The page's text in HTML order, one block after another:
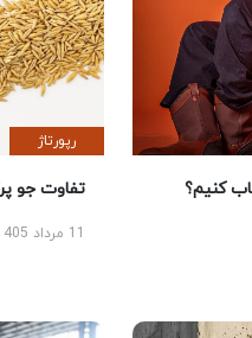
کنیم؟
رپورتاژ
تفاوت جو